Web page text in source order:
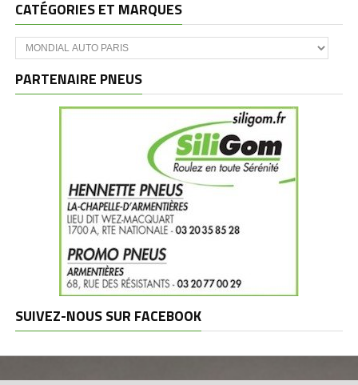
CATÉGORIES ET MARQUES
Catégories
et
PARTENAIRE PNEUS
SUIVEZ-NOUS SUR FACEBOOK